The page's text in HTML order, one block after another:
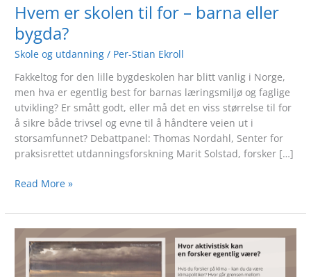
Hvem er skolen til for – barna eller
bygda?
Skole og utdanning / Per-Stian Ekroll
Fakkeltog for den lille bygdeskolen har blitt vanlig i Norge,
men hva er egentlig best for barnas læringsmiljø og faglige
utvikling? Er smått godt, eller må det en viss størrelse til for
å sikre både trivsel og evne til å håndtere veien ut i
storsamfunnet? Debattpanel: Thomas Nordahl, Senter for
praksisrettet utdanningsforskning Marit Solstad, forsker […]
Read More »
Hvor
aktivistisk
kan